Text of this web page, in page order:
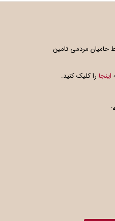
حامیان مردمی تامین
اینجارا کلیک کنید.